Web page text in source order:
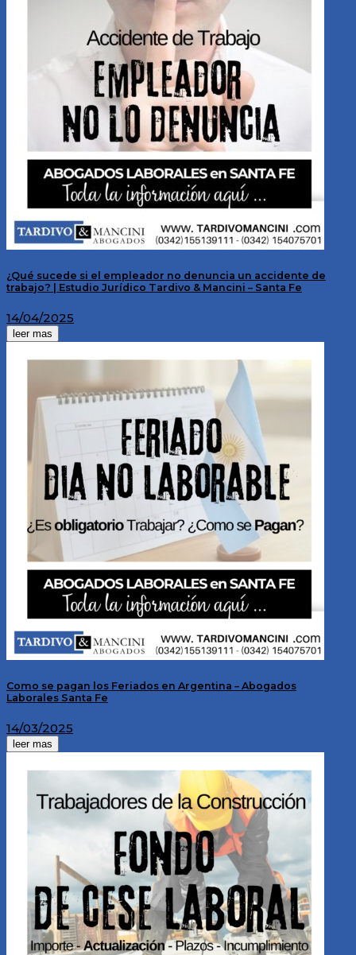
¿Qué sucede si el empleador no denuncia un accidente de
trabajo? | Estudio Jurídico Tardivo & Mancini – Santa Fe
14/04/2025
leer mas
Como se pagan los Feriados en Argentina – Abogados
Laborales Santa Fe
14/03/2025
leer mas